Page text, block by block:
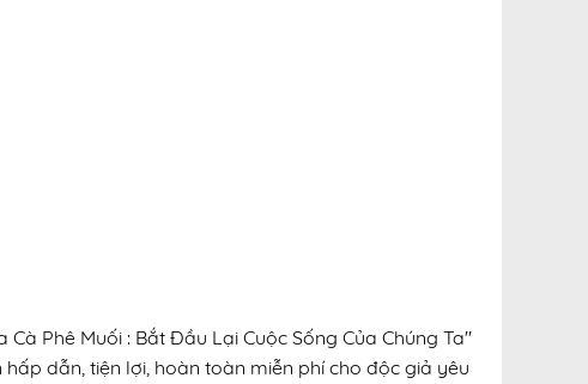
Phê Muối : Bắt Đầu Lại Cuộc Sống Của Chúng Ta"
dẫn, tiện lợi, hoàn toàn miễn phí cho độc giả yêu